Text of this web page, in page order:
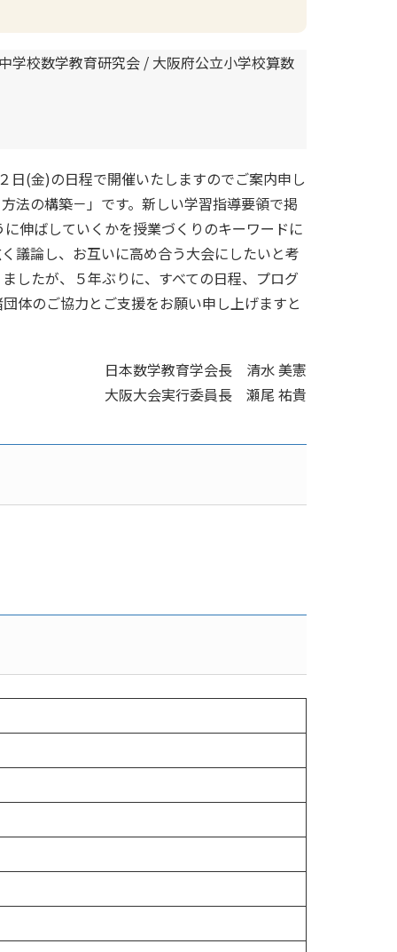
学校数学教育研究会 / 大阪府公立小学校算数
(金)の日程で開催いたしますのでご案内申し
法の構築－」です。新しい学習指導要領で掲
伸ばしていくかを授業づくりのキーワードに
議論し、お互いに高め合う大会にしたいと考
したが、５年ぶりに、すべての日程、プログ
体のご協力とご支援をお願い申し上げますと
日本数学教育学会長 清水 美憲
大阪大会実行委員長 瀬尾 祐貴